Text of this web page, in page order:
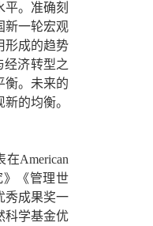
。准确刻
新一轮宏观
形成的趋势
济转型之
衡。未来的
的均衡。
American
》《管理世
秀成果奖一
科学基金优